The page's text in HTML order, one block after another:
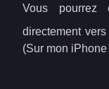
Vous pourrez
directement
(Sur mon